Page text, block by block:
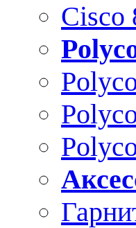
Cisco